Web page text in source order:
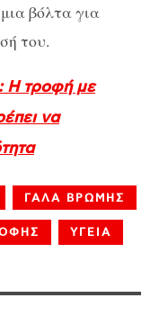
βόλτα για
του.
Η τροφή με
να
ΓΑΛΑ ΒΡΩΜΗΣ
ΥΓΕΙΑ